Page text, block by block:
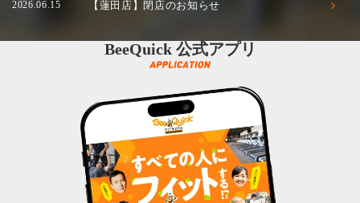
2026.06.15 【蓮田店】閉店のお知らせ
BeeQuick 公式アプリ